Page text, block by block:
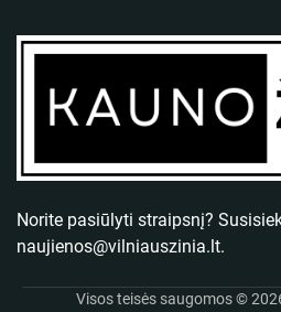
Norite pasiūlyti straipsnį?
naujienos@vilniauszinia.lt.
Visos teisės saugomos ©